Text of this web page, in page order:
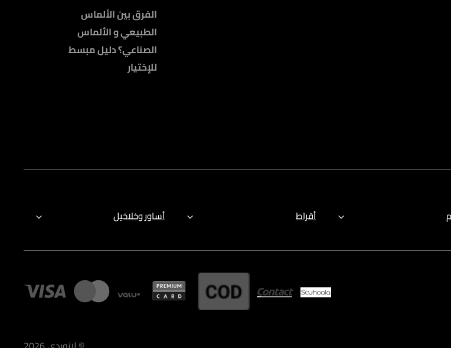
الفرق بين الألماس
الطبيعي و الألماس
الصناعي؟ دليل مبسط
للإختيار
أقراط أساور وخلاخيل